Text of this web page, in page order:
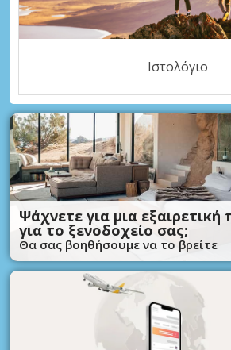
Ιστολόγιο
Ψάχνετε για μια
για το ξενοδοχείο σας;
Θα σας βοηθήσουμε να το βρείτε